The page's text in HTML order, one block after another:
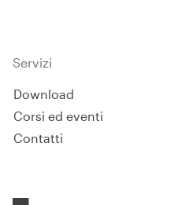
Servizi
Download
Corsi ed eventi
Contatti